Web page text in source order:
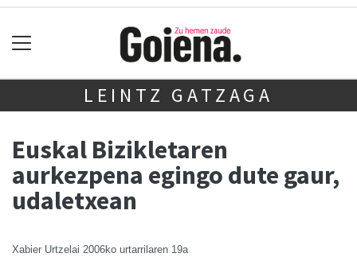
LEINTZ GATZAGA
Euskal Bizikletaren
aurkezpena egingo dute gaur,
udaletxean
Xabier Urtzelai 2006ko urtarrilaren 19a